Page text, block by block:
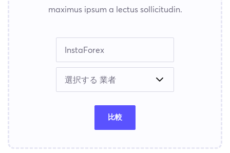
maximus ipsum a lectus sollicitudin.
比較